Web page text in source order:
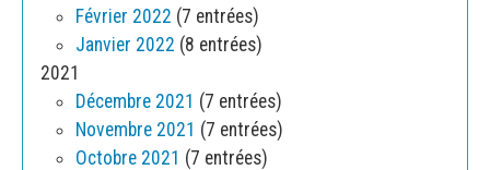
Février 2022 (7 entrées)
Janvier 2022 (8 entrées)
2021
Décembre 2021 (7 entrées)
Novembre 2021 (7 entrées)
Octobre 2021 (7 entrées)